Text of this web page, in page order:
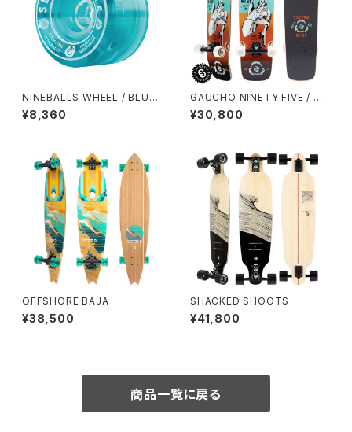
NINEBALLS WHEEL / BLUE
(70mm 78A)
¥8,360
GAUCHO NINETY FIVE / TE
AL
¥30,800
OFFSHORE BAJA
¥38,500
SHACKED SHOOTS
¥41,800
商品一覧に戻る